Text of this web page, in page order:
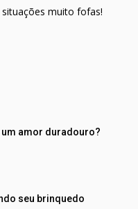
muito fofas!
amor duradouro?
seu brinquedo